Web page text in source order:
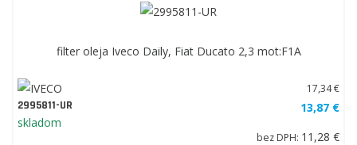
filter oleja Iveco Daily, Fiat Ducato 2,3 mot:F1A
2995811-UR
skladom
17,34 €
13,87 €
bez DPH: 11,28 €